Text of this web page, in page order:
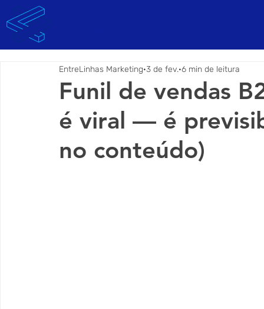
Funil de vendas
é viral — é
no conteúdo)
EntreLinhas Marketing 3 de fev. 6 min de leitura